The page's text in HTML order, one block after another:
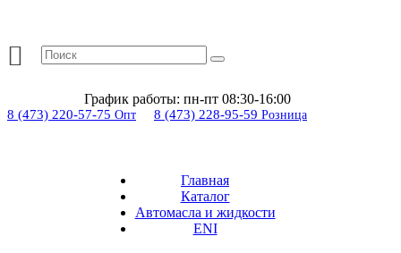
График работы: пн-пт 08:30-16:00
8 (473) 220-57-75 Опт 8 (473) 228-95-59 Розница
Главная
Каталог
Автомасла и жидкости
ENI